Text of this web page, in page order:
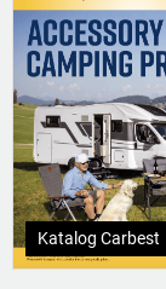
Katalog Carbest